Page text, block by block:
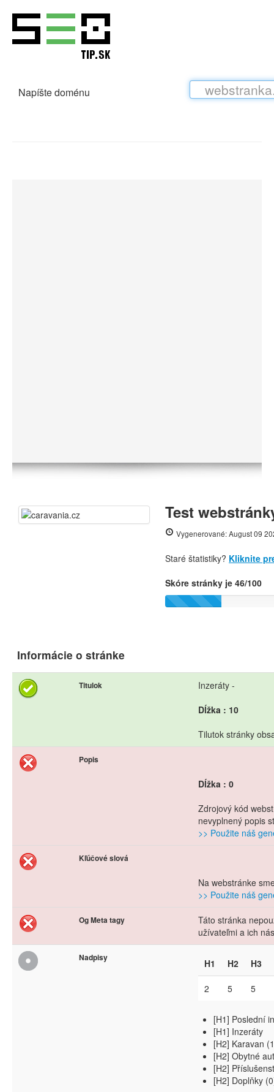
Napíšte doménu
Test
Vygenerované: August 09
Staré štatistiky? Kliknite
Skóre stránky je 46/100
Informácie o stránke
Titulok
Inzeráty -
Dĺžka : 10
Tilutok stránky
Popis
Dĺžka : 0
Zdrojový kód
nevyplnený popis
>> Použite náš
Kľúčové slová
Na webstránke
>> Použite náš
Og Meta tagy
Táto stránka
užívateľmi a ich
Nadpisy H1 H2 H3
2 5 5
[H1] Poslední
[H1] Inzeráty
[H2] Karavan
[H2] Obytné
[H2]
[H2] Doplňky